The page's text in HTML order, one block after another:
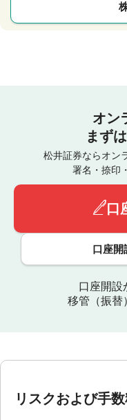
オン
まず
松井証券ならオン
署名・捺印
口
口座開
口座開設
移管（振替
リスクおよび手